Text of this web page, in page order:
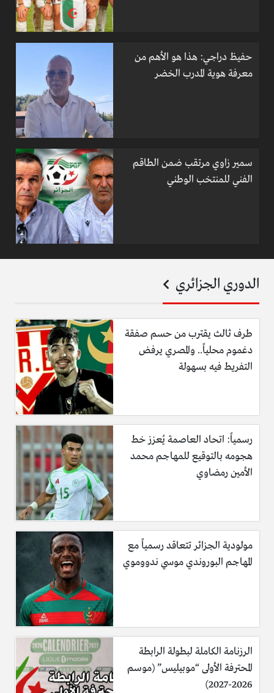
حفيظ دراجي: هذا هو الأهم من
معرفة هوية المدرب الخضر
سمير زاوي مرتقب ضمن الطاقم
الفني للمنتخب الوطني
الدوري الجزائري
طرف ثالث يقترب من حسم صفقة
دغموم محلياً.. والمصري يرفض
التفريط فيه بسهولة
رسمياً: اتحاد العاصمة يُعزز خط
هجومه بالتوقيع للمهاجم محمد
الأمين رمضاوي
مولودية الجزائر تتعاقد رسمياً مع
المهاجم البوروندي موسي ندووموي
الرزنامة الكاملة لبطولة الرابطة
المحترفة الأولى “موبيليس” (موسم
2026-2027)